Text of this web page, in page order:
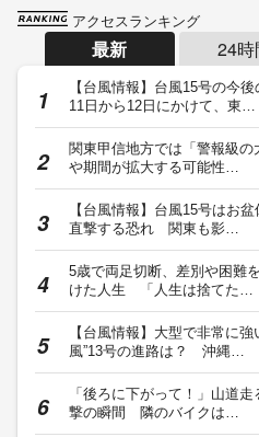
アクセスランキング
最新 24時
【台風情報】台風15号の今
11日から12日にかけて、東…
関東甲信地方では「警報級の
や期間が拡大する可能性…
【台風情報】台風15号はお
直撃する恐れ 関東も影…
5歳で両足切断、差別や困難
けた人生 「人生は捨てた…
【台風情報】大型で非常に強
風”13号の進路は？ 沖縄…
「後ろに下がって！」山道
撃の瞬間 隣のバイクは…